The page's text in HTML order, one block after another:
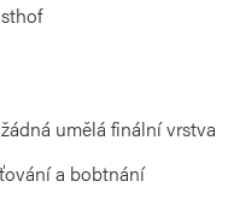
umělá finální vrstva
a bobtnání